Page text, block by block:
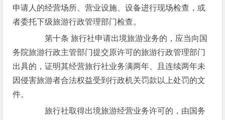
申请人的经营场所、营业设施、设备进行现场检查，或
者委托下级旅游行政管理部门检查。
第十条 旅行社申请出境旅游业务的，应当向国
务院旅游行政主管部门提交原许可的旅游行政管理部门
出具的，证明其经营旅行社业务满两年、且连续两年未
因侵害旅游者合法权益受到行政机关罚款以上处罚的文
件。
旅行社取得出境旅游经营业务许可的，由国务